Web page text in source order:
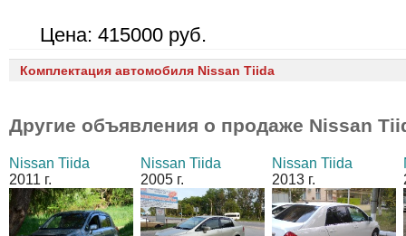
Цена: 415000 руб.
Комплектация автомобиля Nissan Tiida
Другие объявления о продаже Nissan
Nissan Tiida
2011 г.
Nissan Tiida
2005 г.
Nissan Tiida
2013 г.